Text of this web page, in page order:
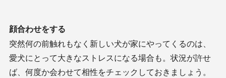
顔合わせをする
突然何の前触れもなく新しい犬が家にやってくるのは、
愛犬にとって大きなストレスになる場合も。状況が許せ
ば、何度か会わせて相性をチェックしておきましょう。